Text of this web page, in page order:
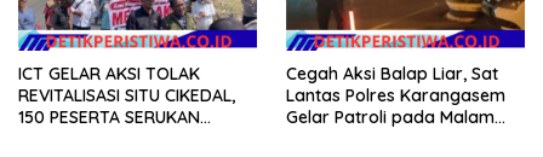
ICT GELAR AKSI TOLAK
REVITALISASI SITU CIKEDAL,
150 PESERTA SERUKAN
Cegah Aksi Balap Liar, Sat
Lantas Polres Karangasem
Gelar Patroli pada Malam